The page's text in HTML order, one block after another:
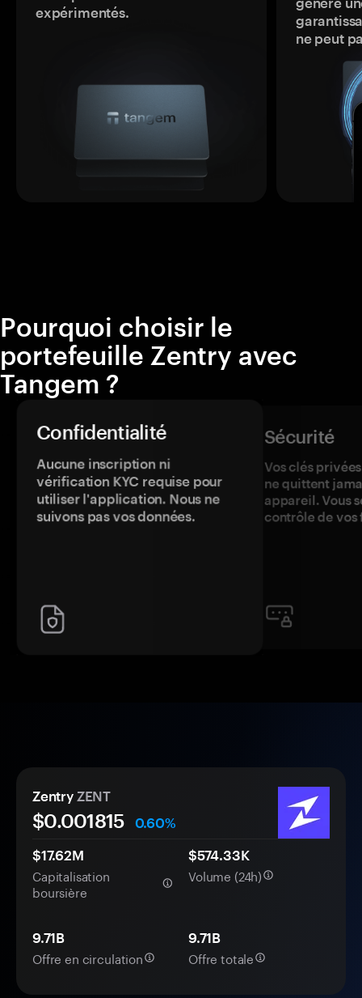
expérimentés.
ne peut
Pourquoi choisir le
portefeuille Zentry avec
Tangem ?
Confidentialité
Aucune inscription ni
vérification KYC requise pour
utiliser l'application. Nous ne
suivons pas vos données.
Sécurité
Vos clés
ne quittent
appareil. Vous
contrôle de vos
Zentry ZENT
$0.001815
0.60%
$17.62M
Capitalisation
boursière
$574.33K
Volume (24h)
9.71B
Offre en circulation
9.71B
Offre totale